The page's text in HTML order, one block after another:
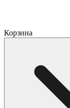
Корзина